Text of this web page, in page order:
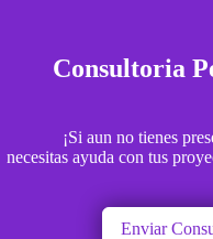
Consultoria
¡Si aun no tienes
necesitas ayuda con tus
Enviar